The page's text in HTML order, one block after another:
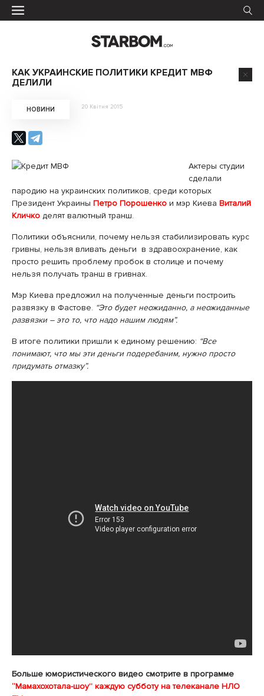
КАК УКРАИНСКИЕ ПОЛИТИКИ КРЕДИТ МВФ
ДЕЛИЛИ
НОВИНИ 20 Квітня 2015
Актеры студии
сделали
пародию на украинских политиков, среди которых
Президент Украины Петро Порошенко и мэр Киева Виталий
Кличко делят валютный транш.
Политики объяснили, почему нельзя стабилизировать курс
гривны, нельзя вливать деньги в здравоохранение, как
просто решить проблему пробок в столице и почему
нельзя получать транш в гривнах.
Мэр Киева предложил на полученные деньги построить
развязку в Фастове. “Это будет неожиданно, а неожиданные
развязки – это то, что надо нашим людям”.
В итоге политики пришли к единому решению: “Все
понимают, что мы эти деньги подеребаним, нужно просто
придумать отмазку”.
Больше юмористического видео смотрите в программе
“Мамахохотала-шоу” каждую субботу на телеканале НЛО